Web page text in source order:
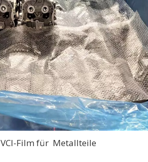
VCI-Film für Metallteile